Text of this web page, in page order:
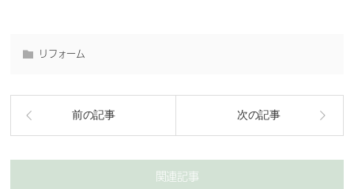
リフォーム
前の記事 次の記事
関連記事